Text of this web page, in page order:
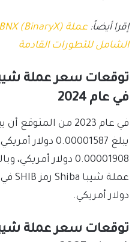
إقرا أيضاً:
الشامل للتطورات القادمة
في عام 2024
في عام 2023 من
يبلغ 0.00001587
0.00001908 دولار
دولار أمريكي.